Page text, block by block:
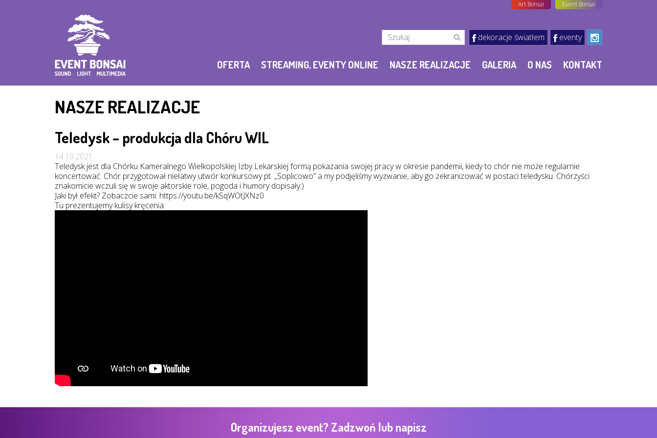
Art Bonsai Event Bonsai
Szukaj: dekoracje światłem eventy
OFERTA STREAMING, EVENTY ONLINE NASZE REALIZACJE GALERIA O NAS KONTAKT
NASZE REALIZACJE
Teledysk – produkcja dla Chóru WIL
14.10.2021
Teledysk jest dla Chórku Kameralnego Wielkopolskiej Izby Lekarskiej formą pokazania swojej pracy w okresie pandemii, kiedy to chór nie może regularnie
koncertować. Chór przygotował niełatwy utwór konkursowy pt. „Soplicowo” a my podjęliśmy wyzwanie, aby go zekranizować w postaci teledysku. Chórzyści
znakomicie wczuli się w swoje aktorskie role, pogoda i humory dopisały:)
Jaki był efekt? Zobaczcie sami: https://youtu.be/kSqWOtJXNz0
Tu prezentujemy kulisy kręcenia:
Organizujesz event? Zadzwoń lub napisz